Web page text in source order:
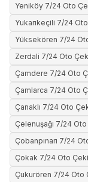
Yeniköy 7/24 Oto
Yukarıkeçili 7/24
Yüksekören 7/24
Zerdali 7/24 Oto
Çamdere 7/24 Oto
Çamlarca 7/24 Oto
Çanaklı 7/24 Oto
Çelenuşağı 7/24
Çobanpınarı 7/24
Çokak 7/24 Oto
Çukurören 7/24 Oto